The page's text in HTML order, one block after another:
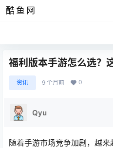
酷鱼网
福利版本手游怎么选？
资讯 9 个月前 0
Qyu
随着手游市场竞争加剧，越来